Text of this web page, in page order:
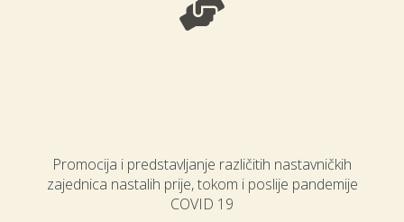
Promocija i predstavljanje različitih nastavničkih
zajednica nastalih prije, tokom i poslije pandemije
COVID 19